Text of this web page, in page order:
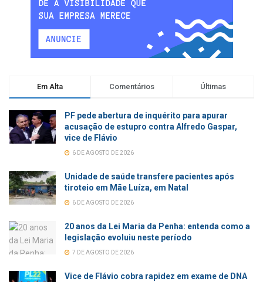
Em Alta Comentários Últimas
PF pede abertura de inquérito para apurar
acusação de estupro contra Alfredo Gaspar,
vice de Flávio
6 DE AGOSTO DE 2026
Unidade de saúde transfere pacientes após
tiroteio em Mãe Luíza, em Natal
6 DE AGOSTO DE 2026
20 anos da Lei Maria da Penha: entenda como a
legislação evoluiu neste período
7 DE AGOSTO DE 2026
Vice de Flávio cobra rapidez em exame de DNA